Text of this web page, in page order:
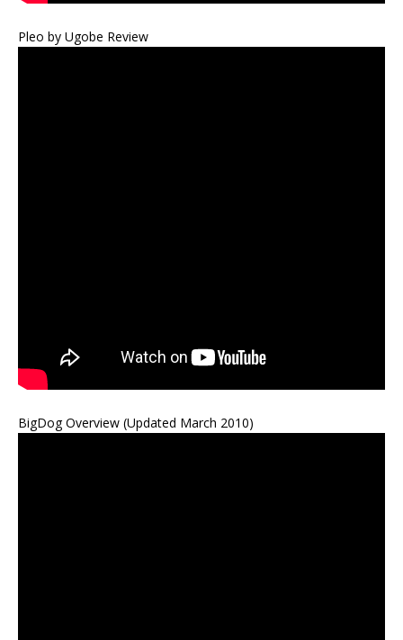
Pleo by Ugobe Review
BigDog Overview (Updated March 2010)